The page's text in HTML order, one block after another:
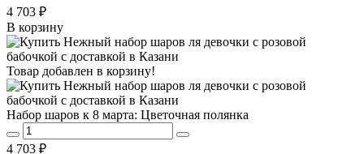
4 703 ₽
В корзину
Товар добавлен в корзину!
Набор шаров к 8 марта: Цветочная полянка
4 703 ₽